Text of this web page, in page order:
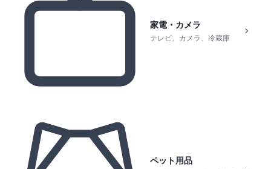
家電・カメラ
テレビ、カメラ、冷蔵庫
ペット用品